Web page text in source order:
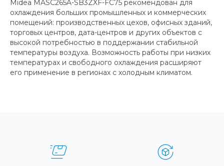
Midea MASC265A-SB3ZXF-FC75 рекомендован для
охлаждения больших промышленных и коммерческих
помещений: производственных цехов, офисных зданий,
торговых центров, дата-центров и других объектов с
высокой потребностью в поддержании стабильной
температуры воздуха. Возможность работы при низких
температурах и свободного охлаждения расширяют
его применение в регионах с холодным климатом.